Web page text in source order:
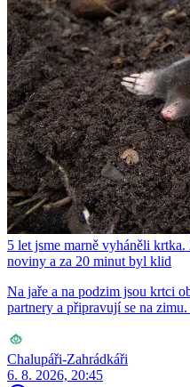
5 let jsme marně vyháněli
noviny a za 20 minut byl klid
Na jaře a na podzim jsou krtci
partnery a připravují se na
Chalupáři-Zahrádkáři
6. 8. 2026, 20:45